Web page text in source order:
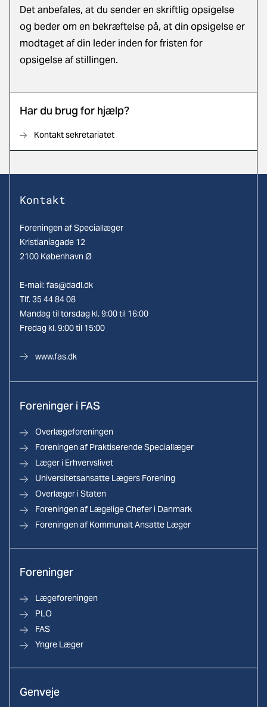
Det anbefales, at du sender en skriftlig opsigelse
og beder om en bekræftelse på, at din opsigelse er
modtaget af din leder inden for fristen for
opsigelse af stillingen.
Har du brug for hjælp?
Kontakt sekretariatet
Kontakt
Foreningen af Speciallæger
Kristianiagade 12
2100 København Ø
E-mail:fas@dadl.dk
Tlf. 35 44 84 08
Mandag til torsdag kl. 9:00 til 16:00
Fredag kl. 9:00 til 15:00
www.fas.dk
Foreninger i FAS
Overlægeforeningen
Foreningen af Praktiserende Speciallæger
Læger i Erhvervslivet
Universitetsansatte Lægers Forening
Overlæger i Staten
Foreningen af Lægelige Chefer i Danmark
Foreningen af Kommunalt Ansatte Læger
Foreninger
Lægeforeningen
PLO
FAS
Yngre Læger
Genveje